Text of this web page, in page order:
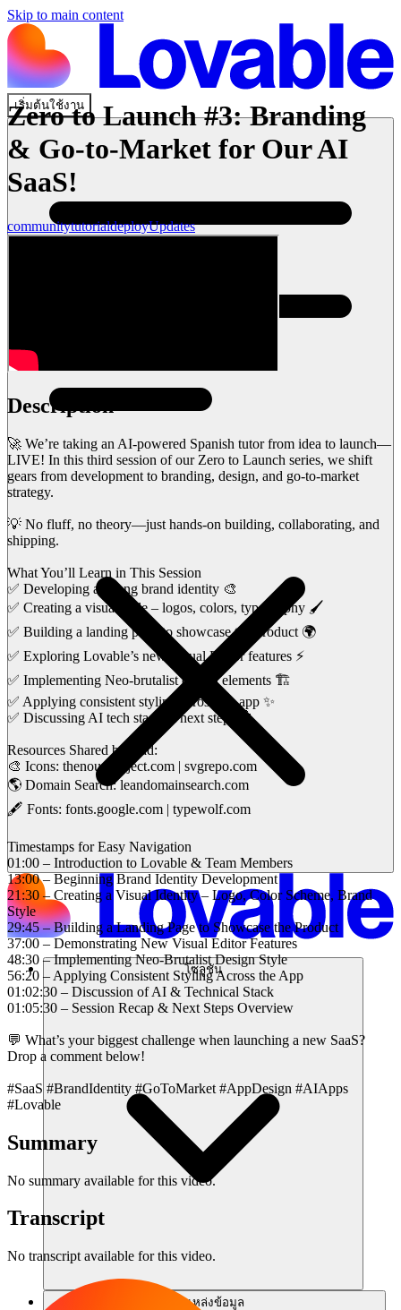
Skip to main content
เริ่มต้นใช้งาน
โซลูชัน
แหล่งข้อมูล
Zero to Launch #3: Branding
& Go-to-Market for Our AI
SaaS!
communitytutorialdeployUpdates
Description
🚀 We’re taking an AI-powered Spanish tutor from idea to launch—
LIVE! In this third session of our Zero to Launch series, we shift
gears from development to branding, design, and go-to-market
strategy.
💡 No fluff, no theory—just hands-on building, collaborating, and
shipping.
What You’ll Learn in This Session
✅ Developing a strong brand identity 🎨
✅ Creating a visual style – logos, colors, typography 🖌️
✅ Building a landing page to showcase the product 🌍
✅ Exploring Lovable’s new Visual Editor features ⚡
✅ Implementing Neo-brutalist design elements 🏗️
✅ Applying consistent styling across the app ✨
✅ Discussing AI tech stack & next steps 🤖
Resources Shared by Nad:
🎨 Icons: thenounproject.com | svgrepo.com
🌎 Domain Search: leandomainsearch.com
🖋️ Fonts: fonts.google.com | typewolf.com
Timestamps for Easy Navigation
01:00 – Introduction to Lovable & Team Members
13:00 – Beginning Brand Identity Development
21:30 – Creating a Visual Identity – Logo, Color Scheme, Brand
Style
29:45 – Building a Landing Page to Showcase the Product
37:00 – Demonstrating New Visual Editor Features
48:30 – Implementing Neo-Brutalist Design Style
56:20 – Applying Consistent Styling Across the App
01:02:30 – Discussion of AI & Technical Stack
01:05:30 – Session Recap & Next Steps Overview
💬 What’s your biggest challenge when launching a new SaaS?
Drop a comment below!
#SaaS #BrandIdentity #GoToMarket #AppDesign #AIApps
#Lovable
Summary
No summary available for this video.
Transcript
No transcript available for this video.